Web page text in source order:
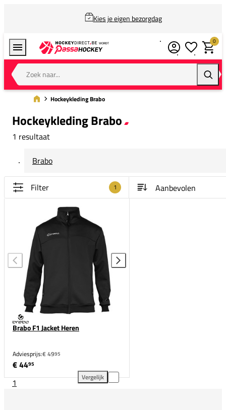
Kies je eigen bezorgdag
Zoek naar...
0
Hockeykleding Brabo
Hockeykleding Brabo
1 resultaat
Brabo
Filter 1
Brabo F1 Jacket Heren
Adviesprijs:€ 4995
€ 4495
Vergelijk
1